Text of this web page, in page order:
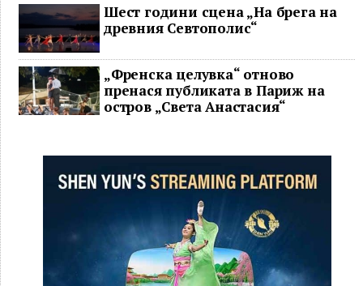
Шест години сцена „На брега на
древния Севтополис“
„Френска целувка“ отново
пренася публиката в Париж на
остров „Света Анастасия“